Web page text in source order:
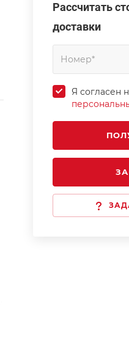
Рассчитать
доставки
Я согласен